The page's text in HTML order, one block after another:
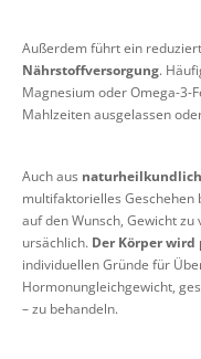
Außerdem führt ein
Nährstoffversorgung.
Magnesium oder Omega-3-
Mahlzeiten ausgelassen
Auch aus
multifaktorielles Geschehen
auf den Wunsch, Gewicht
ursächlich. Der Körper
individuellen Gründe für
Hormonungleichgewicht,
– zu behandeln.